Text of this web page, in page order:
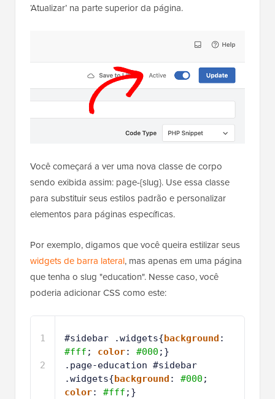
‘Atualizar’ na parte superior da página.
Você começará a ver uma nova classe de corpo
sendo exibida assim: page-{slug}. Use essa classe
para substituir seus estilos padrão e personalizar
elementos para páginas específicas.
Por exemplo, digamos que você queira estilizar seus
widgets de barra lateral, mas apenas em uma página
que tenha o slug "education". Nesse caso, você
poderia adicionar CSS como este:
1
2
#sidebar .widgets{background
#fff ; color: #000 ;}
.page-education #sidebar
.widgets{background : #000
color: #fff ;}